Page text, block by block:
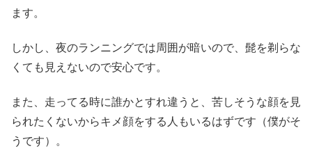
ます。
しかし、夜のランニングでは周囲が暗いので、髭を剃らな
くても見えないので安心です。
また、走ってる時に誰かとすれ違うと、苦しそうな顔を見
られたくないからキメ顔をする人もいるはずです（僕がそ
うです）。